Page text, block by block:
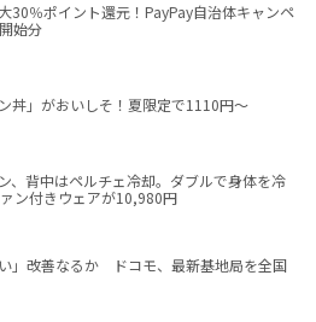
30％ポイント還元！PayPay自治体キャンペ
始分
丼」がおいしそ！夏限定で1110円～
、背中はペルチェ冷却。ダブルで身体を冷
ン付きウェアが10,980円
い」改善なるか ドコモ、最新基地局を全国